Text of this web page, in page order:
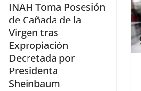
INAH Toma Posesión
de Cañada de la
Virgen tras
Expropiación
Decretada por
Presidenta
Sheinbaum